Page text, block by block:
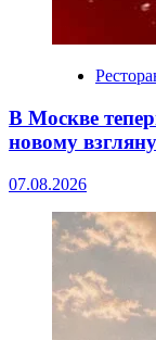
В Москве
новому
07.08.2026